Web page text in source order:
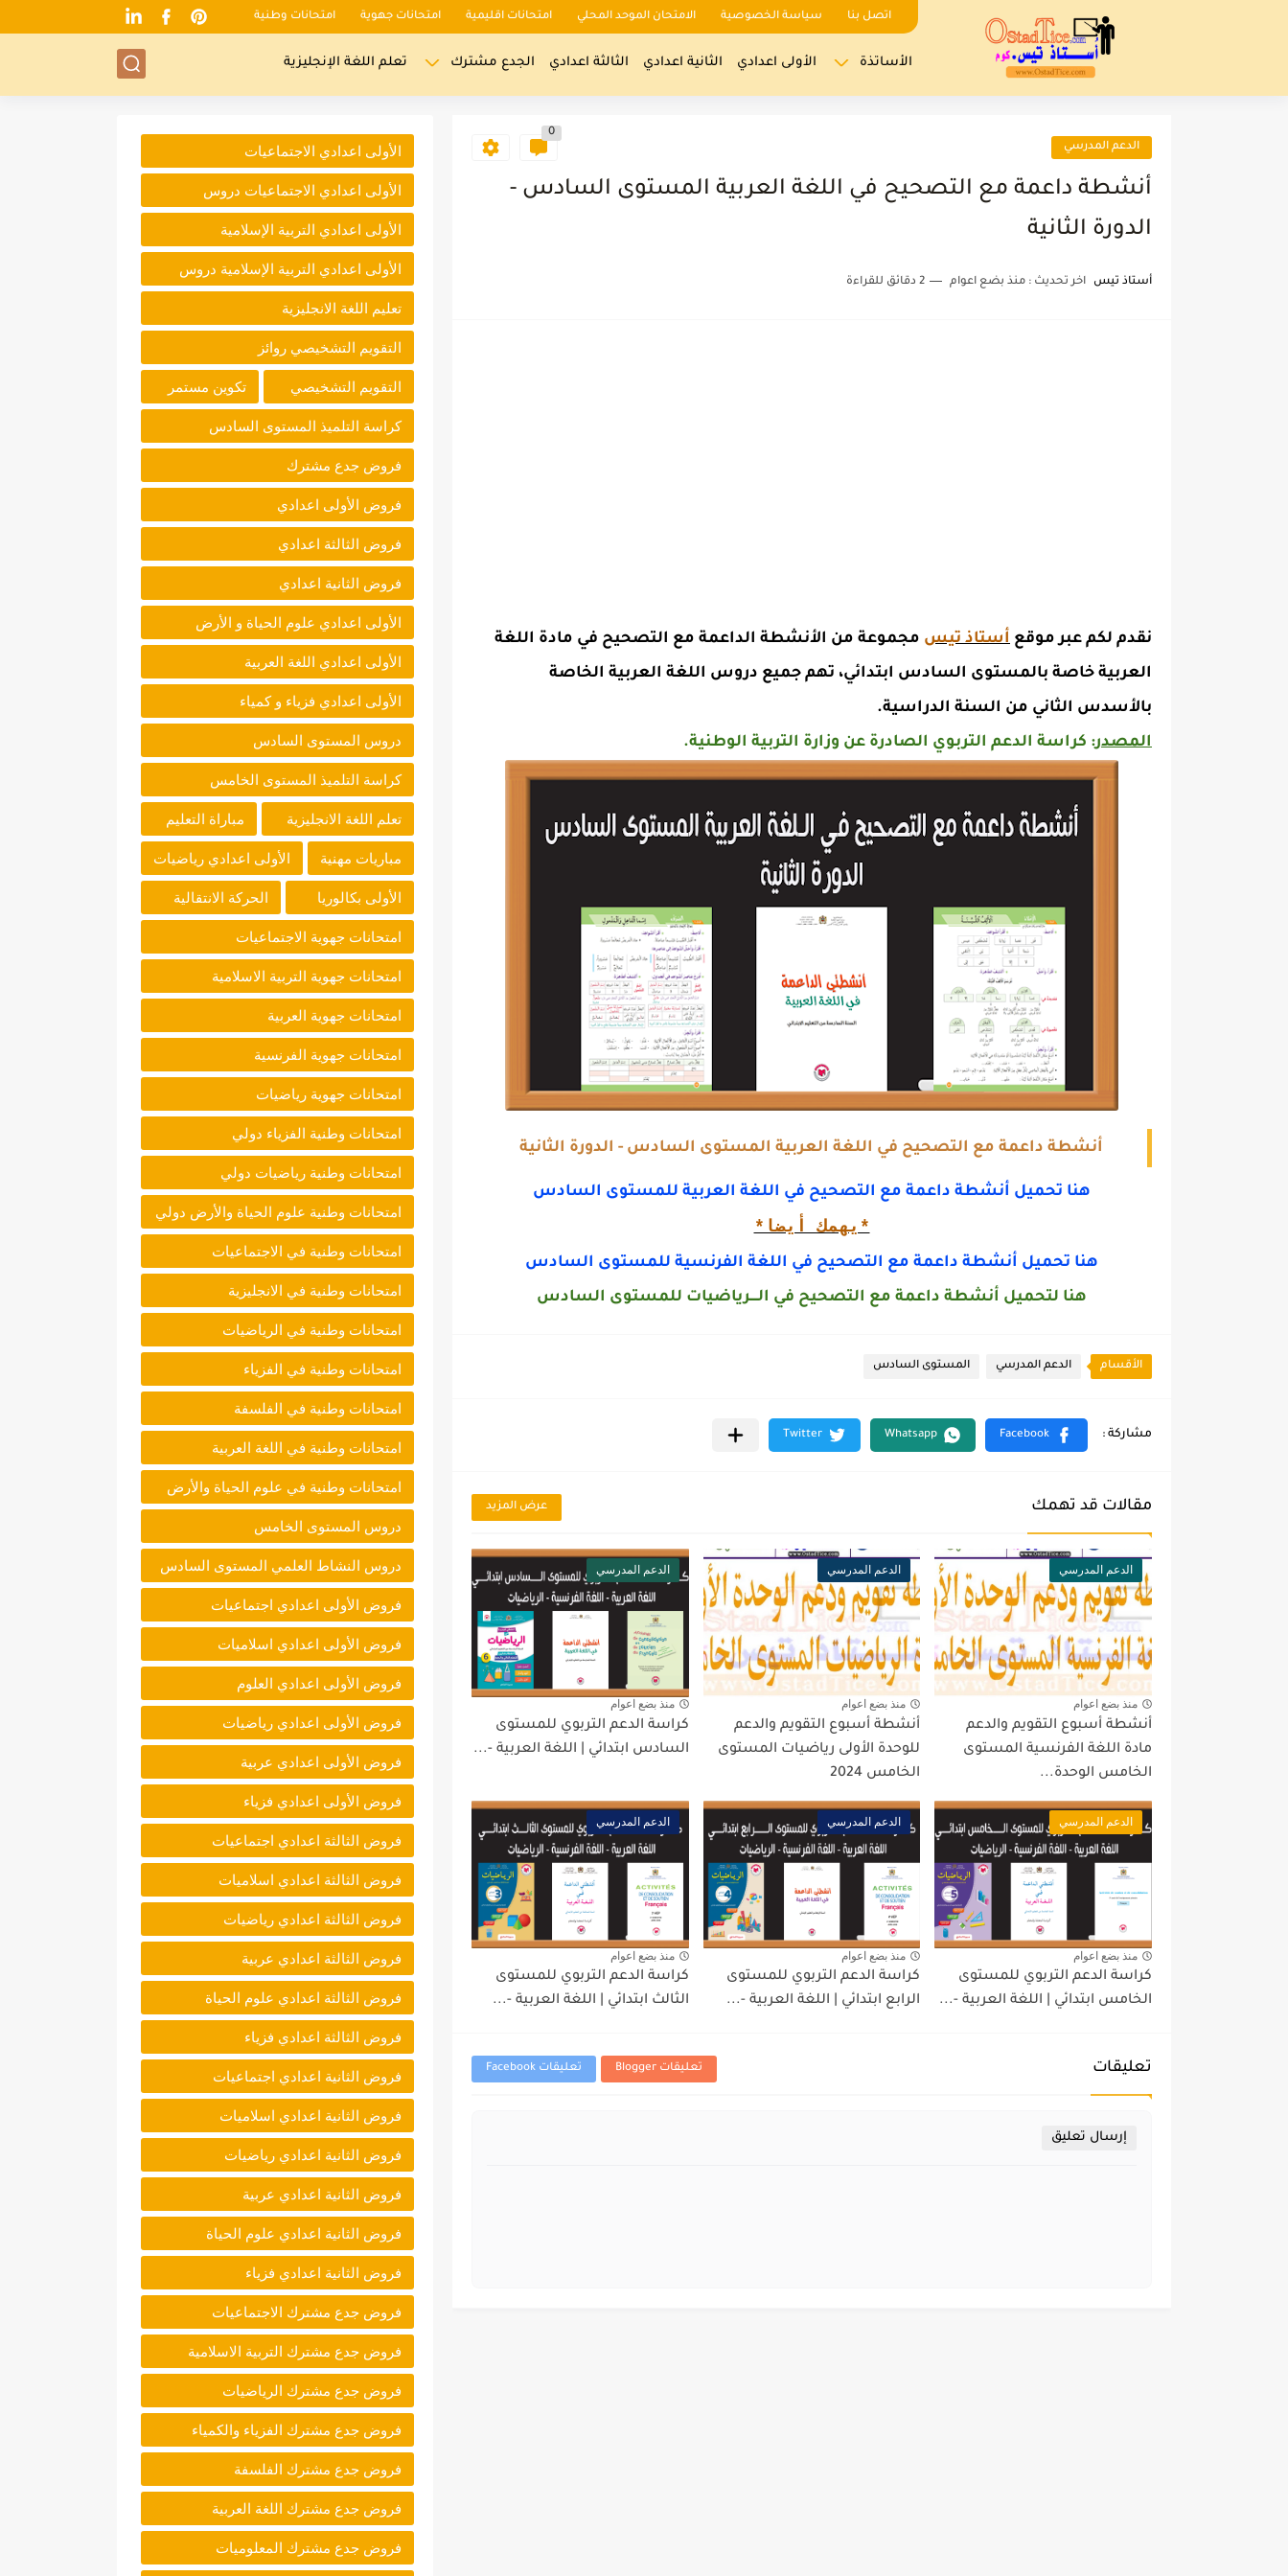
اتصل بنا سياسة الخصوصية الامتحان الموحد المحلي امتحانات اقليمية امتحانات جهوية امتحانات وطنية
الأساتذة الأولى اعدادي الثانية اعدادي الثالثة اعدادي الجدع مشترك تعلم اللغة الإنجليزية
الدعم المدرسي
0
أنشطة داعمة مع التصحيح في اللغة العربية المستوى السادس -
الدورة الثانية
أستاذ تيس اخر تحديث : منذ بضع اعوام 2 دقائق للقراءة
نقدم لكم عبر موقع أستاذ تيس مجموعة من الأنشطة الداعمة مع التصحيح في مادة اللغة
العربية خاصة بالمستوى السادس ابتدائي، تهم جميع دروس اللغة العربية الخاصة
بالأسدس الثاني من السنة الدراسية.
المصدر: كراسة الدعم التربوي الصادرة عن وزارة التربية الوطنية.
أنشطة داعمة مع التصحيح في اللغة العربية المستوى السادس - الدورة الثانية
هنا تحميل أنشطة داعمة مع التصحيح في اللغة العربية للمستوى السادس
*يهمك أيضا*
هنا تحميل أنشطة داعمة مع التصحيح في اللغة الفرنسية للمستوى السادس
هنا لتحميل أنشطة داعمة مع التصحيح في الــــرياضيات للمستوى السادس
الأقسام الدعم المدرسي المستوى السادس
مقالات قد تهمك عرض المزيد
الدعم المدرسي
منذ بضع اعوام
أنشطة أسبوع التقويم والدعم
مادة اللغة الفرنسية المستوى
الخامس الوحدة...
الدعم المدرسي
منذ بضع اعوام
أنشطة أسبوع التقويم والدعم
للوحدة الأولى رياضيات المستوى
الخامس 2024
الدعم المدرسي
منذ بضع اعوام
كراسة الدعم التربوي للمستوى
السادس ابتدائي | اللغة العربية -...
الدعم المدرسي
منذ بضع اعوام
كراسة الدعم التربوي للمستوى
الخامس ابتدائي | اللغة العربية -...
الدعم المدرسي
منذ بضع اعوام
كراسة الدعم التربوي للمستوى
الرابع ابتدائي | اللغة العربية -...
الدعم المدرسي
منذ بضع اعوام
كراسة الدعم التربوي للمستوى
الثالث ابتدائي | اللغة العربية -...
تعليقات تعليقات Blogger تعليقات Facebook
إرسال تعليق
الأولى اعدادي الاجتماعيات
الأولى اعدادي الاجتماعيات دروس
الأولى اعدادي التربية الإسلامية
الأولى اعدادي التربية الإسلامية دروس
تعليم اللغة الانجليزية
التقويم التشخيصي روائز
التقويم التشخيصي تكوين مستمر
كراسة التلميذ المستوى السادس
فروض جدع مشترك
فروض الأولى اعدادي
فروض الثالثة اعدادي
فروض الثانية اعدادي
الأولى اعدادي علوم الحياة و الأرض
الأولى اعدادي اللغة العربية
الأولى اعدادي فزياء و كمياء
دروس المستوى السادس
كراسة التلميذ المستوى الخامس
تعلم اللغة الانجليزية مباراة التعليم
مباريات مهنية الأولى اعدادي رياضيات
الأولى بكالوريا الحركة الانتقالية
امتحانات جهوية الاجتماعيات
امتحانات جهوية التربية الاسلامية
امتحانات جهوية العربية
امتحانات جهوية الفرنسية
امتحانات جهوية رياضيات
امتحانات وطنية الفزياء دولي
امتحانات وطنية رياضيات دولي
امتحانات وطنية علوم الحياة والأرض دولي
امتحانات وطنية في الاجتماعيات
امتحانات وطنية في الانجليزية
امتحانات وطنية في الرياضيات
امتحانات وطنية في الفزياء
امتحانات وطنية في الفلسفة
امتحانات وطنية في اللغة العربية
امتحانات وطنية في علوم الحياة والأرض
دروس المستوى الخامس
دروس النشاط العلمي المستوى السادس
فروض الأولى اعدادي اجتماعيات
فروض الأولى اعدادي اسلاميات
فروض الأولى اعدادي العلوم
فروض الأولى اعدادي رياضيات
فروض الأولى اعدادي عربية
فروض الأولى اعدادي فزياء
فروض الثالثة اعدادي اجتماعيات
فروض الثالثة اعدادي اسلاميات
فروض الثالثة اعدادي رياضيات
فروض الثالثة اعدادي عربية
فروض الثالثة اعدادي علوم الحياة
فروض الثالثة اعدادي فزياء
فروض الثانية اعدادي اجتماعيات
فروض الثانية اعدادي اسلاميات
فروض الثانية اعدادي رياضيات
فروض الثانية اعدادي عربية
فروض الثانية اعدادي علوم الحياة
فروض الثانية اعدادي فزياء
فروض جدع مشترك الاجتماعيات
فروض جدع مشترك التربية الاسلامية
فروض جدع مشترك الرياضيات
فروض جدع مشترك الفزياء والكمياء
فروض جدع مشترك الفلسفة
فروض جدع مشترك اللغة العربية
فروض جدع مشترك المعلوميات